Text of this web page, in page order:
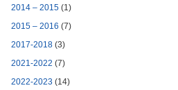
2014 – 2015 (1)
2015 – 2016 (7)
2017-2018 (3)
2021-2022 (7)
2022-2023 (14)